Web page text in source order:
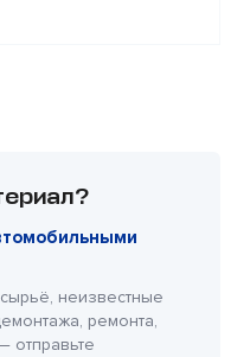
неизвестные
ремонта,
отправьте